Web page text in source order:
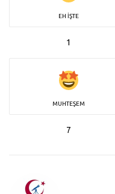
EH İŞTE
1
MUHTEŞEM
7